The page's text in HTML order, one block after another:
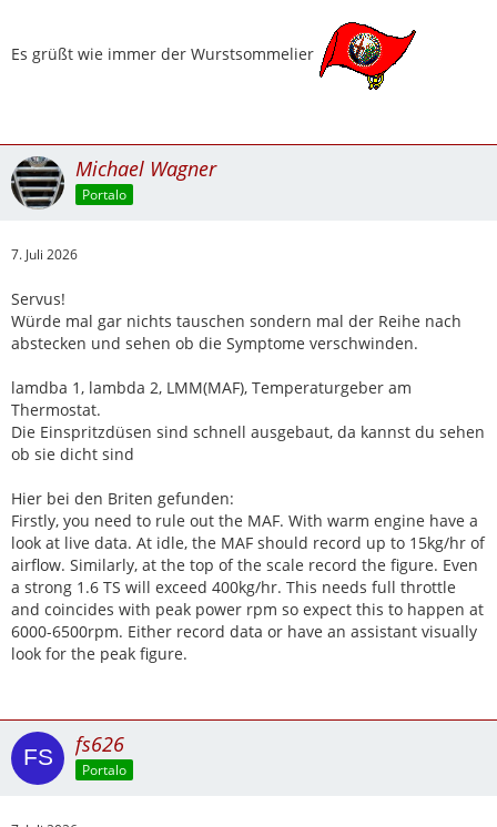
Es grüßt wie immer der Wurstsommelier
Michael Wagner
Portalo
7. Juli 2026
Servus!
Würde mal gar nichts tauschen sondern mal der Reihe nach
abstecken und sehen ob die Symptome verschwinden.
lamdba 1, lambda 2, LMM(MAF), Temperaturgeber am
Thermostat.
Die Einspritzdüsen sind schnell ausgebaut, da kannst du sehen
ob sie dicht sind
Hier bei den Briten gefunden:
Firstly, you need to rule out the MAF. With warm engine have a
look at live data. At idle, the MAF should record up to 15kg/hr of
airflow. Similarly, at the top of the scale record the figure. Even
a strong 1.6 TS will exceed 400kg/hr. This needs full throttle
and coincides with peak power rpm so expect this to happen at
6000-6500rpm. Either record data or have an assistant visually
look for the peak figure.
fs626
Portalo